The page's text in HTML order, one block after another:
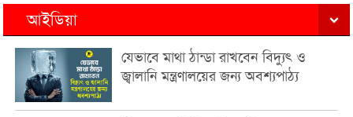
আইডিয়া
যেভাবে মাথা ঠান্ডা রাখবেন বিদ্যুৎ ও
জ্বালানি মন্ত্রণালয়ের জন্য অবশ্যপাঠ্য